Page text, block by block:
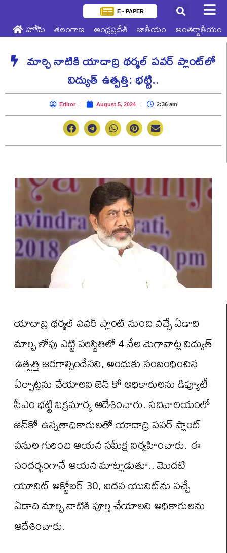
E - PAPER
హోమ్ తెలంగాణ ఆంధ్రప్రదేశ్ జాతీయం అంతర్జాతీయం
మార్చి నాటికి యాదాద్రి థర్మల్ పవర్ ప్లాంట్‌లో
విద్యుత్ ఉత్పత్తి: భట్టి..
Editor August 5, 2024 2:36 am
యాదాద్రి థర్మల్ పవర్ ప్లాంట్ నుంచి వచ్చే ఏడాది
మార్చి లోపు ఎట్టి పరిస్థితిలో 4 వేల మెగావాట్ల విద్యుత్
ఉత్పత్తి జరగాల్సిందేనని, అందుకు సంబంధించిన
ఏర్పాట్లను చేయాలని జెన్ కో అధికారులను డిప్యూటీ
సీఎం భట్టి విక్రమార్క ఆదేశించారు. సచివాలయంలో
జెన్‌కో ఉన్నతాధికారులతో యాదాద్రి పవర్ ప్లాంట్
పనుల గురించి ఆయన సమీక్ష నిర్వహించారు. ఈ
సందర్భంగానే ఆయన మాట్లాడుతూ.. మొదటి
యూనిట్ అక్టోబర్ 30, ఐదవ యునిట్‌ను వచ్చే
ఏడాది మార్చి నాటికి పూర్తి చేయాలని అధికారులను
ఆదేశించారు.